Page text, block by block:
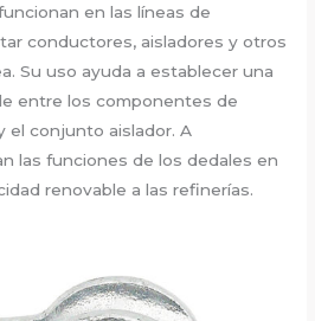
en las líneas de
conductores, aisladores y otros
Su uso ayuda a establecer una
entre los componentes de
el conjunto aislador. A
las funciones de los dedales en
renovable a las refinerías.